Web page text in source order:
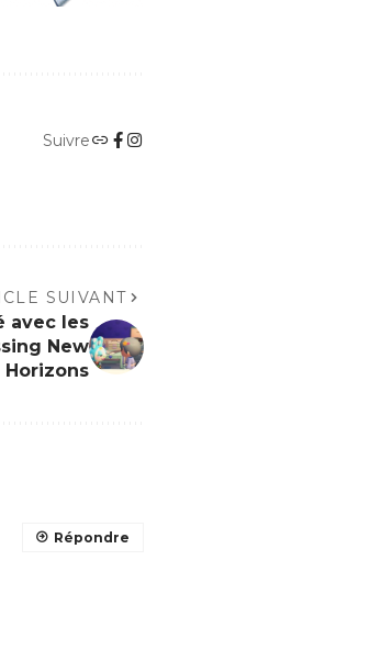
Suivre
SUIVANT
avec les
New
Horizons
Répondre